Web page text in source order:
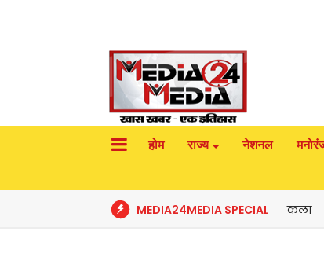
होम राज्य नेशनल
MEDIA24MEDIA SPECIAL कला